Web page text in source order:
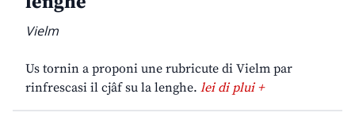
Vielm
Us tornin a proponi une rubricute di Vielm par
rinfrescasi il cjâf su la lenghe. lei di plui +